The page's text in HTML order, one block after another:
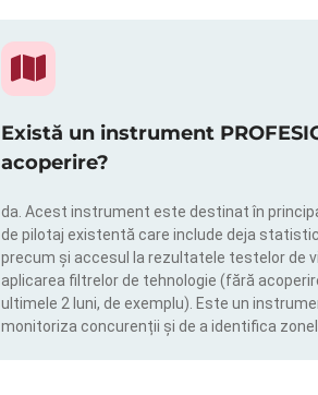
Există un instrument
acoperire?
da. Acest instrument este destinat în
de pilotaj existentă care include deja
precum și accesul la rezultatele testelor de
aplicarea filtrelor de tehnologie (fără
ultimele 2 luni, de exemplu). Este un
monitoriza concurenții și de a identifica